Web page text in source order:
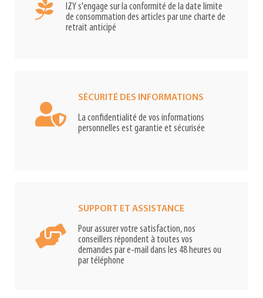
IZY s'engage sur la conformité de la date limite
de consommation des articles par une charte de
retrait anticipé
SÉCURITÉ DES INFORMATIONS
La confidentialité de vos informations
personnelles est garantie et sécurisée
SUPPORT ET ASSISTANCE
Pour assurer votre satisfaction, nos
conseillers répondent à toutes vos
demandes par e-mail dans les 48 heures ou
par téléphone